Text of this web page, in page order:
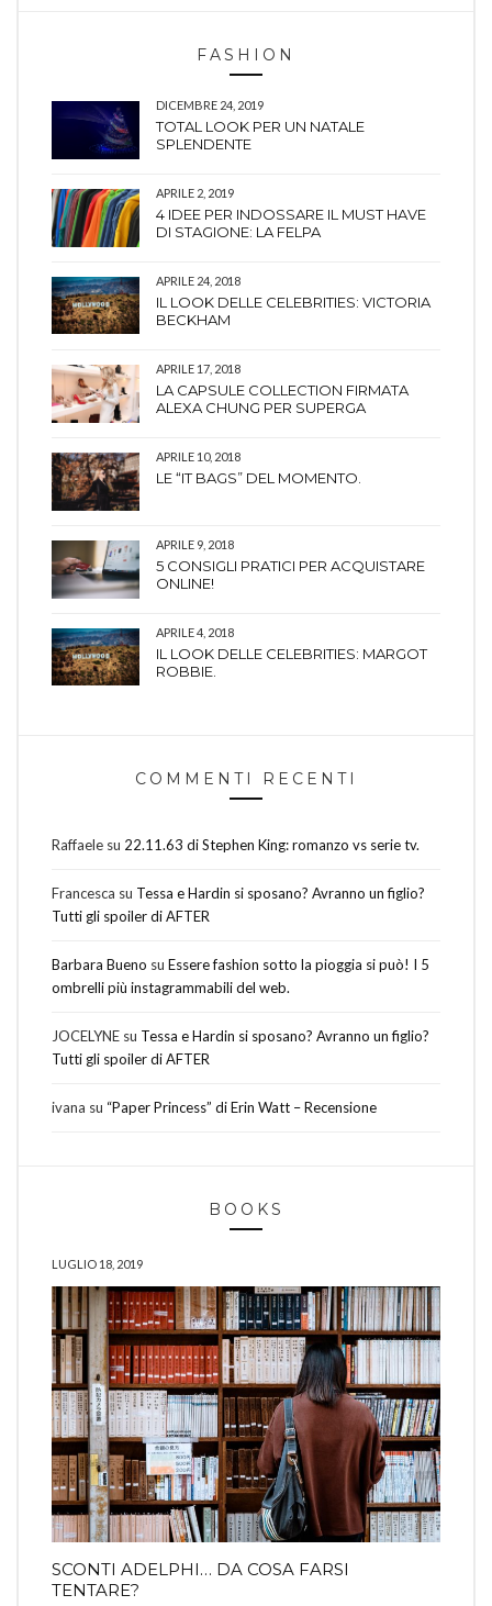
FASHION
DICEMBRE 24, 2019
TOTAL LOOK PER UN NATALE
SPLENDENTE
APRILE 2, 2019
4 IDEE PER INDOSSARE IL MUST HAVE
DI STAGIONE: LA FELPA
APRILE 24, 2018
IL LOOK DELLE CELEBRITIES: VICTORIA
BECKHAM
APRILE 17, 2018
LA CAPSULE COLLECTION FIRMATA
ALEXA CHUNG PER SUPERGA
APRILE 10, 2018
LE “IT BAGS” DEL MOMENTO.
APRILE 9, 2018
5 CONSIGLI PRATICI PER ACQUISTARE
ONLINE!
APRILE 4, 2018
IL LOOK DELLE CELEBRITIES: MARGOT
ROBBIE.
COMMENTI RECENTI
Raffaele su 22.11.63 di Stephen King: romanzo vs serie tv.
Francesca su Tessa e Hardin si sposano? Avranno un figlio?
Tutti gli spoiler di AFTER
Barbara Bueno su Essere fashion sotto la pioggia si può! I 5
ombrelli più instagrammabili del web.
JOCELYNE su Tessa e Hardin si sposano? Avranno un figlio?
Tutti gli spoiler di AFTER
ivana su “Paper Princess” di Erin Watt – Recensione
BOOKS
LUGLIO 18, 2019
SCONTI ADELPHI… DA COSA FARSI
TENTARE?